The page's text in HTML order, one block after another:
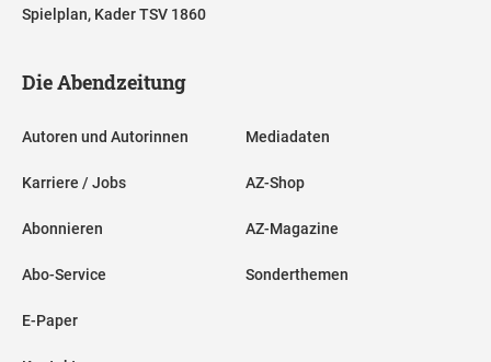
Spielplan, Kader TSV 1860
Die Abendzeitung
Autoren und Autorinnen
Karriere / Jobs
Abonnieren
Abo-Service
E-Paper
Mediadaten
AZ-Shop
AZ-Magazine
Sonderthemen